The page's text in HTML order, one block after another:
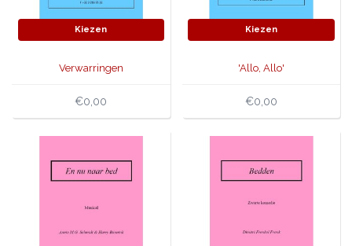
Kiezen
Verwarringen
€0,00
Kiezen
'Allo, Allo'
€0,00